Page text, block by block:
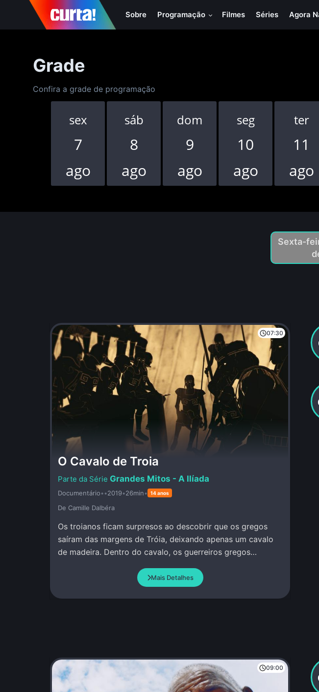
Sobre Programação Filmes Séries Agora
Grade
Confira a grade de programação
sex
7
ago
sáb
8
ago
dom
9
ago
seg
10
ago
ter
11
ago
Sexta-
07:30
O Cavalo de Troia
Grandes Mitos - A Ilíada
Documentário••2019•26min• 14 anos
De Camille Dalbéra
Os troianos ficam surpresos ao descobrir que os gregos
saíram das margens de Tróia, deixando apenas um cavalo
de madeira. Dentro do cavalo, os guerreiros gregos
Mais Detalhes
09:00